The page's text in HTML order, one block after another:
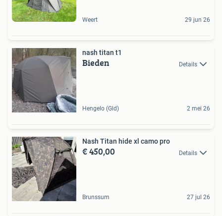
Weert 29 jun 26
nash titan t1
Bieden Details
Hengelo (Gld) 2 mei 26
Nash Titan hide xl camo pro
€ 450,00 Details
Brunssum 27 jul 26